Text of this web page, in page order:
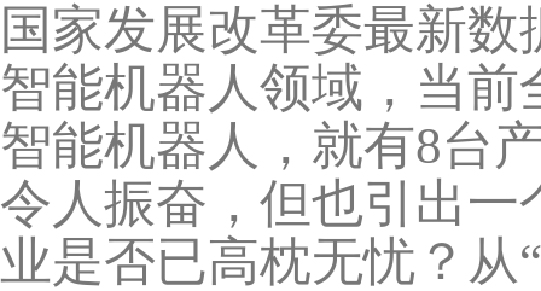
国家发展改革委最新
智能机器人领域，当
智能机器人，就有8台
令人振奋，但也引出
业是否已高枕无忧？从